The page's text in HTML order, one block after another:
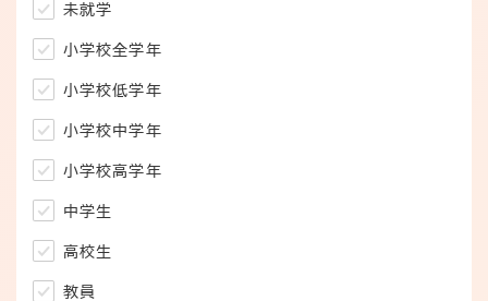
未就学
小学校全学年
小学校低学年
小学校中学年
小学校高学年
中学生
高校生
教員